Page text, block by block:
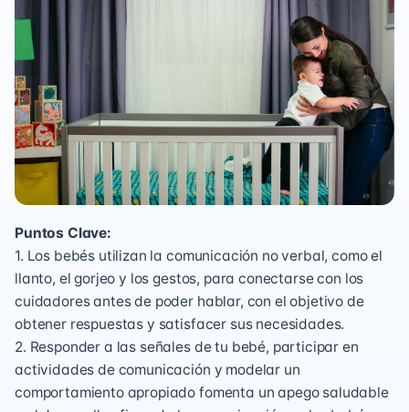
Puntos Clave:
1. Los bebés utilizan la comunicación no verbal, como el
llanto, el gorjeo y los gestos, para conectarse con los
cuidadores antes de poder hablar, con el objetivo de
obtener respuestas y satisfacer sus necesidades.
2. Responder a las señales de tu bebé, participar en
actividades de comunicación y modelar un
comportamiento apropiado fomenta un apego saludable